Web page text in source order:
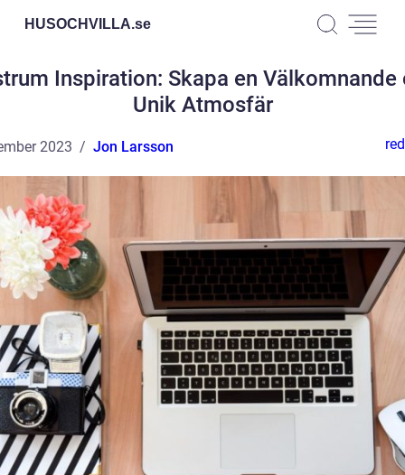
HUSOCHVILLA.se
Inspiration: Skapa en Välkomnande
Unik Atmosfär
2023 Jon Larsson